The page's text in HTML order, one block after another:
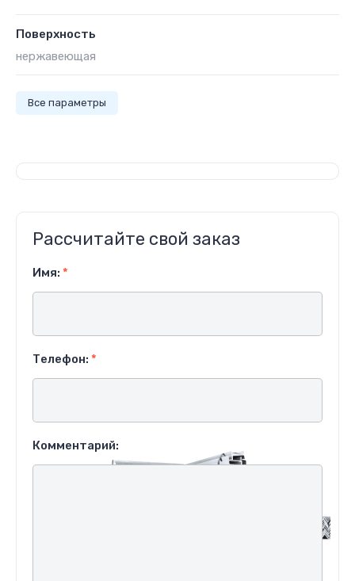
Поверхность
нержавеющая
Все параметры
Рассчитайте свой заказ
Имя: *
Телефон: *
Комментарий: